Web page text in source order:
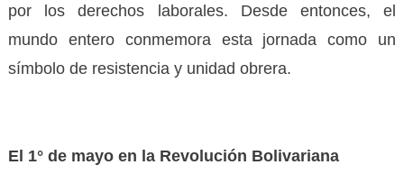
por los derechos laborales. Desde entonces, el
mundo entero conmemora esta jornada como un
símbolo de resistencia y unidad obrera.
El 1° de mayo en la Revolución Bolivariana